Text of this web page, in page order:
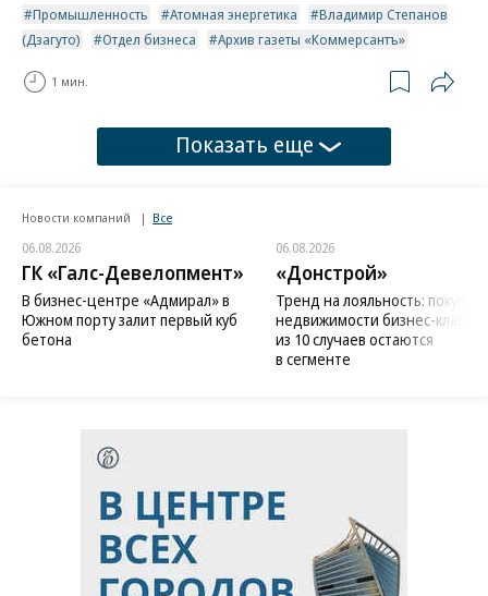
Промышленность
Атомная энергетика
Владимир Степанов
(Дзагуто)
Отдел бизнеса Архив газеты «Коммерсантъ»
1 мин.
Показать еще
Новости компаний Все
06.08.2026
ГК «Галс-Девелопмент»
В бизнес-центре «Адмирал» в
Южном порту залит первый куб
бетона
06.08.2026
«Донстрой»
Тренд на лояльность:
недвижимости бизнес-класса
из 10 случаев остаются
в сегменте